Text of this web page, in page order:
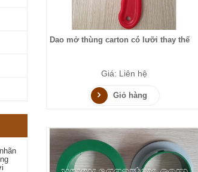
Dao mở thùng carton có lưỡi thay thế
Giá: Liên hệ
Giỏ hàng